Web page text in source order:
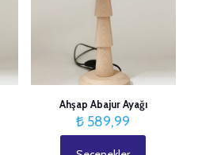
Ahşap Abajur Ayağı
₺ 589,99